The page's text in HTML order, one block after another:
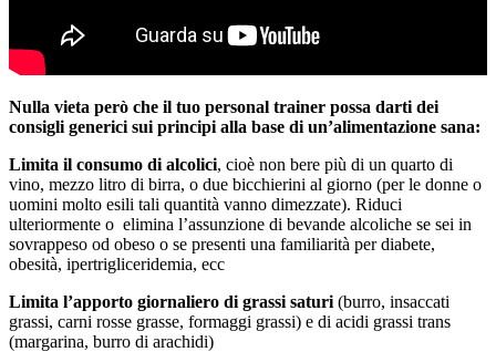
Nulla vieta però che il tuo personal trainer possa darti dei
consigli generici sui principi alla base di un’alimentazione sana:
Limita il consumo di alcolici, cioè non bere più di un quarto di
vino, mezzo litro di birra, o due bicchierini al giorno (per le donne o
uomini molto esili tali quantità vanno dimezzate). Riduci
ulteriormente o elimina l’assunzione di bevande alcoliche se sei in
sovrappeso od obeso o se presenti una familiarità per diabete,
obesità, ipertrigliceridemia, ecc
Limita l’apporto giornaliero di grassi saturi (burro, insaccati
grassi, carni rosse grasse, formaggi grassi) e di acidi grassi trans
(margarina, burro di arachidi)